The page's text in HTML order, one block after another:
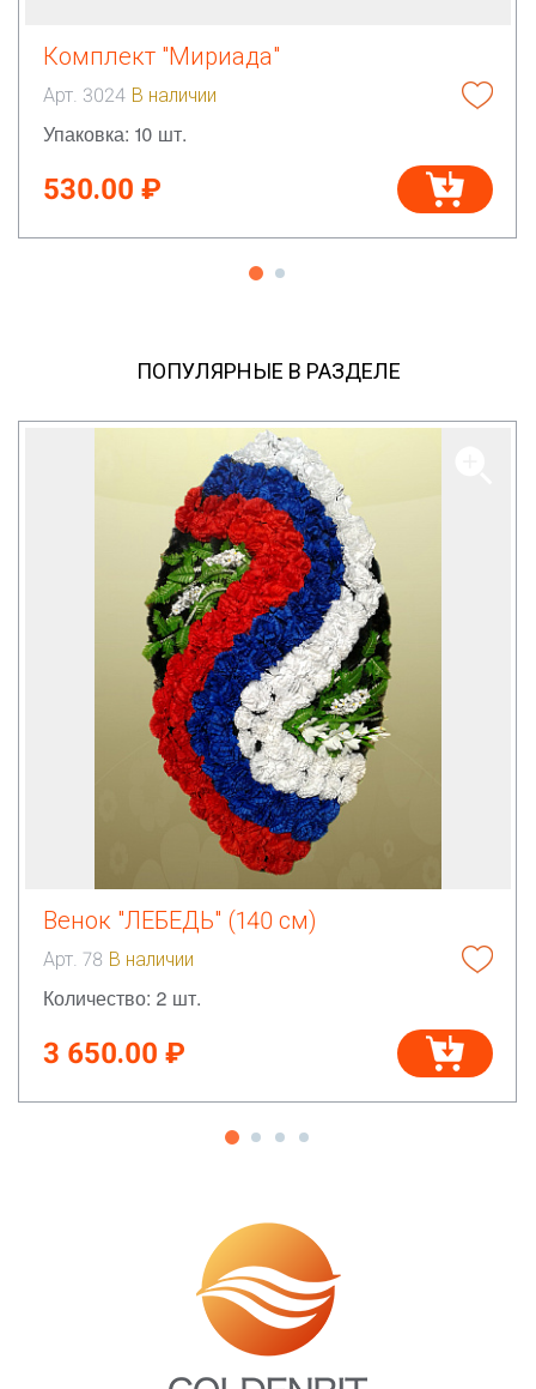
Комплект "Мириада"
Арт. 3024 В наличии
Упаковка: 10 шт.
530.00 ₽
ПОПУЛЯРНЫЕ В РАЗДЕЛЕ
Венок "ЛЕБЕДЬ" (140 см)
Арт. 78 В наличии
Количество: 2 шт.
3 650.00 ₽